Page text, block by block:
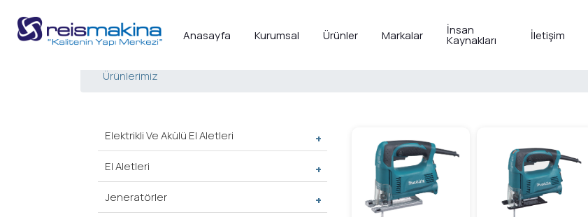
Anasayfa Kurumsal Ürünler Markalar İnsan
Kaynakları İletişim
Ürünlerimiz
Elektrikli Ve Akülü El Aletleri
El Aletleri
Jeneratörler